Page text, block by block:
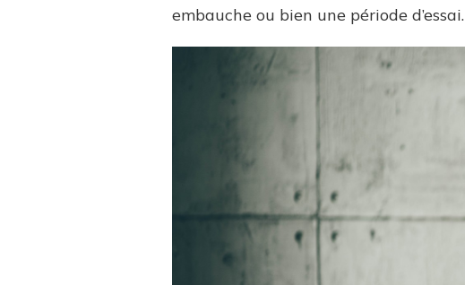
embauche ou bien une période d’essai.